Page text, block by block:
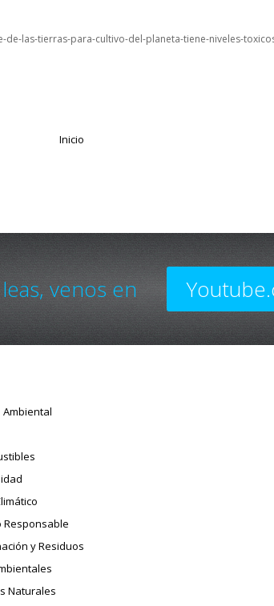
las-tierras-para-cultivo-del-planeta-tiene-niveles-
Inicio
venos en
Ambiental
Responsable
y Residuos
Naturales